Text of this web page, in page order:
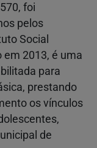
foi
pelos
Social
em 2013, é uma
para
prestando
os vínculos
de